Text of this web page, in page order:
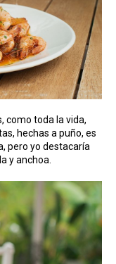
como toda la vida,
hechas a puño, es
pero yo destacaría
y anchoa.